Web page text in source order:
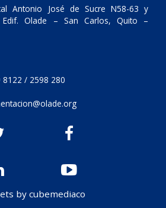
Antonio José de Sucre N58-63 y
Edif. Olade – San Carlos, Quito –
8122 / 2598 280
by cubemediaco